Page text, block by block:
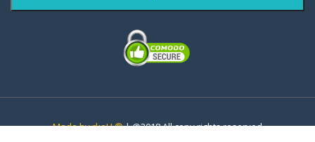
Made by rkeU ®| @2018 All copy rights reserved